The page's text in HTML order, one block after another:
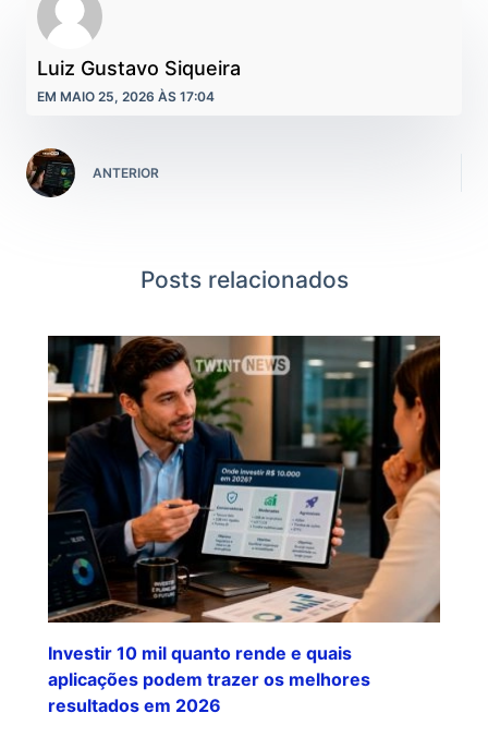
Luiz Gustavo Siqueira
EM MAIO 25, 2026 ÀS 17:04
ANTERIOR
Posts relacionados
Investir 10 mil quanto rende e quais
aplicações podem trazer os melhores
resultados em 2026